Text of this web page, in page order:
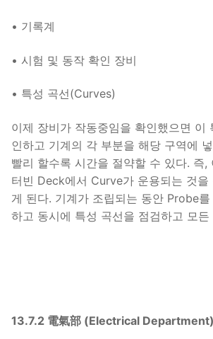
• 기록계
• 시험 및 동작 확인 장비
• 특성 곡선(Curves)
이제 장비가 작동중임을 확인했으면 이
인하고 기계의 각 부분을 해당 구역에
빨리 할수록 시간을 절약할 수 있다. 즉,
터빈 Deck에서 Curve가 운용되는 것을
게 된다. 기계가 조립되는 동안 Probe
하고 동시에 특성 곡선을 점검하고 모
13.7.2 電氣部 (Electrical Department)